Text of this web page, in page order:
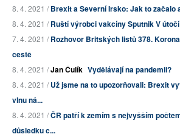
8. 4. 2021 /Brexit a Severní Irsko: Jak to začalo
8. 4. 2021 /Ruští výrobci vakcíny Sputnik V
7. 4. 2021 /Rozhovor Britských listů 378.
cestě
8. 4. 2021 /Jan Čulík Vydělávají na pandemii?
8. 4. 2021 /Už jsme na to upozorňovali: Brexit
vlnu ná...
8. 4. 2021 /ČR patří k zemím s nejvyšším
důsledku c...